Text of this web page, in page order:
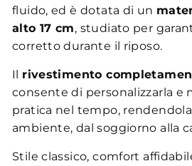
fluido, ed è dotata di un
alto 17 cm, studiato per
corretto durante il riposo.
Il rivestimento
consente di personalizzarla e
pratica nel tempo,
ambiente, dal soggiorno alla
Stile classico, comfort